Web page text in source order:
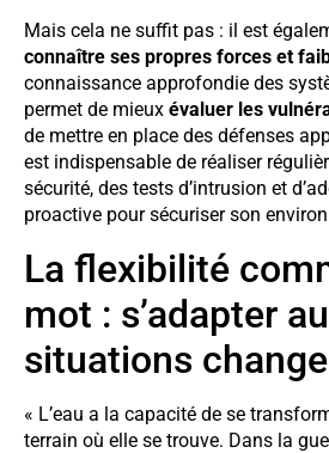
Mais cela ne suffit pas : il est
connaître ses propres forces et
connaissance approfondie des
permet de mieux évaluer les
de mettre en place des défenses
est indispensable de réaliser
sécurité, des tests d’intrusion et
proactive pour sécuriser son
La flexibilité
mot : s’adapter
situations
« L’eau a la capacité de se
terrain où elle se trouve. Dans la